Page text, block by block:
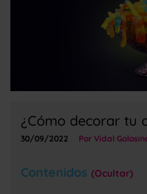
¿Cómo decorar tu
30/09/2022 Por Vidal
Contenidos Ocultar